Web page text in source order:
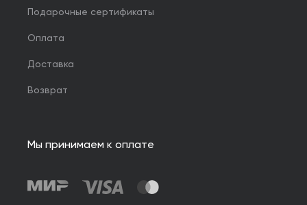
Подарочные сертификаты
Оплата
Доставка
Возврат
Мы принимаем к оплате